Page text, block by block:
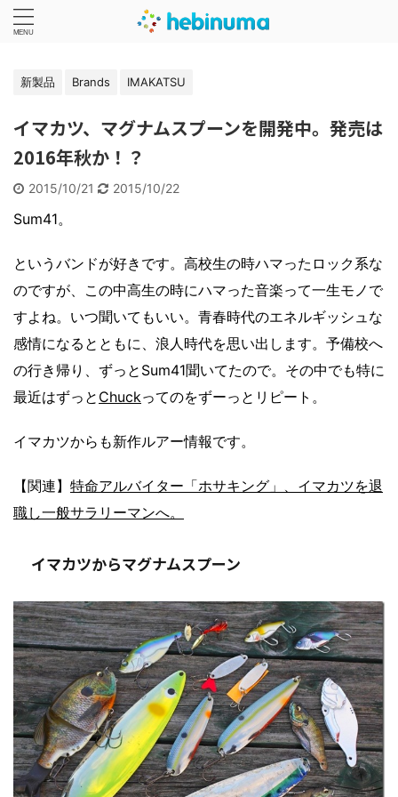
新製品 Brands IMAKATSU
イマカツ、マグナムスプーンを開発中。発売は
2016年秋か！？
2015/10/21 2015/10/22
Sum41。
というバンドが好きです。高校生の時ハマったロック系な
のですが、この中高生の時にハマった音楽って一生モノで
すよね。いつ聞いてもいい。青春時代のエネルギッシュな
感情になるとともに、浪人時代を思い出します。予備校へ
の行き帰り、ずっとSum41聞いてたので。その中でも特に
最近はずっと Chuckってのをずーっとリピート。
イマカツからも新作ルアー情報です。
【関連】 特命アルバイター「ホサキング」、イマカツを退
職し一般サラリーマンへ。
イマカツからマグナムスプーン